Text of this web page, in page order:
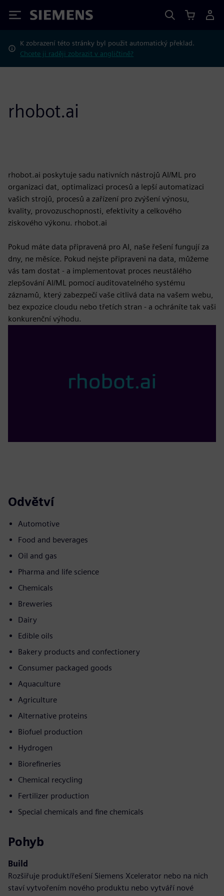
Siemens
K zobrazení této stránky byl použit automatický překlad.
Chcete ji raději zobrazit v angličtině?
rhobot.ai
rhobot.ai poskytuje sadu nativních nástrojů AI/ML pro
organizaci dat, optimalizaci procesů a lepší automatizaci
vašich strojů, procesů a zařízení pro zvýšení výnosu,
kvality, provozuschopnosti, efektivity a celkového
ziskového výkonu. rhobot.ai
Pokud máte data připravená pro AI, naše řešení fungují za
dny, ne měsíce. Pokud nejste připraveni na data, můžeme
vás tam dostat - a implementovat proces neustálého
zlepšování AI/ML pomocí auditovatelného systému
záznamů, který zabezpečí vaše citlivá data na vašem webu,
bez expozice cloudu nebo třetích stran - a ochráníte tak vaši
konkurenční výhodu.
Odvětví
Automotive
Food and beverages
Oil and gas
Pharma and life science
Chemicals
Breweries
Dairy
Edible oils
Bakery products and confectionery
Consumer packaged goods
Aquaculture
Agriculture
Alternative proteins
Biofuel production
Hydrogen
Biorefineries
Chemical recycling
Fertilizer production
Special chemicals and fine chemicals
Pohyb
Build
Rozšiřuje produkt/řešení Siemens Xcelerator nebo na nich
staví vytvořením nového produktu nebo vytváří nové